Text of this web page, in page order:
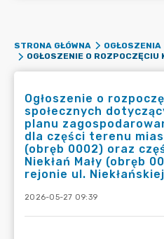
STRONA GŁÓWNA
OGŁOSZENIA
Ogłoszenie o
społecznych
planu
dla części terenu
(obręb 0002) oraz
Niekłań Mały (obręb
rejonie ul.
2026-05-27 09:39